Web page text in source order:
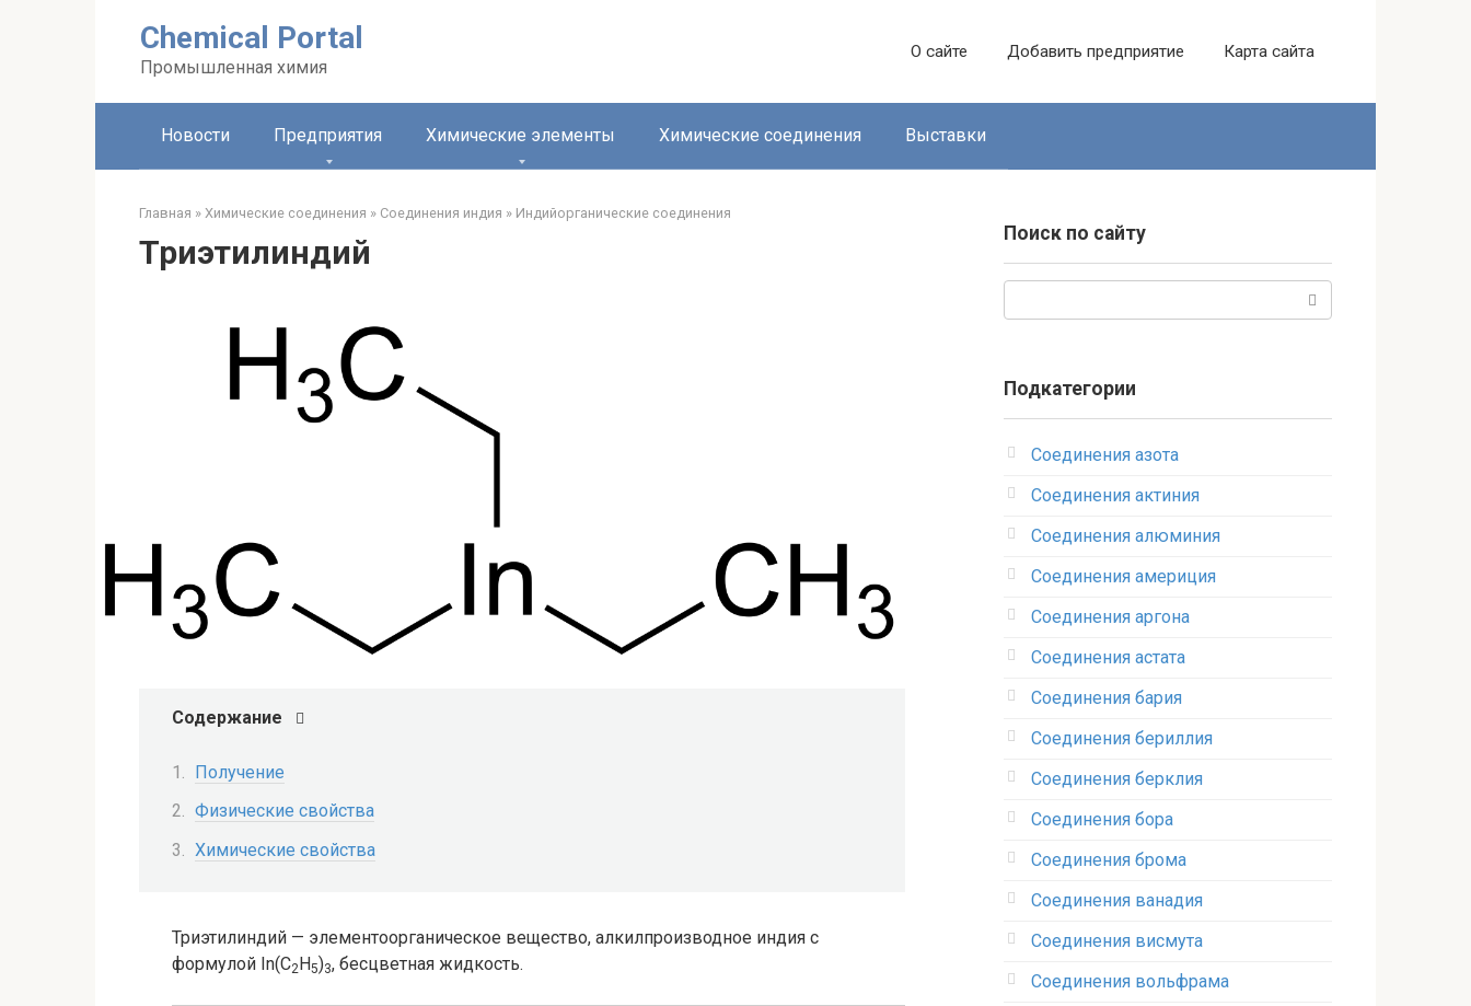
Chemical Portal
Промышленная химия
О сайте Добавить предприятие Карта сайта
Новости Предприятия Химические элементы Химические соединения Выставки
Главная » Химические соединения » Соединения индия » Индийорганические соединения‎
Триэтилиндий
Содержание
Получение
Физические свойства
Химические свойства
Триэтилиндий — элементоорганическое вещество, алкилпроизводное индия с
формулой In(C2H5)3, бесцветная жидкость.
Поиск по сайту
Подкатегории
Соединения азота
Соединения актиния
Соединения алюминия‎
Соединения америция‎
Соединения аргона‎
Соединения астата‎
Соединения бария
Соединения бериллия‎
Соединения берклия
Соединения бора‎
Соединения брома‎
Соединения ванадия‎
Соединения висмута
Соединения вольфрама‎